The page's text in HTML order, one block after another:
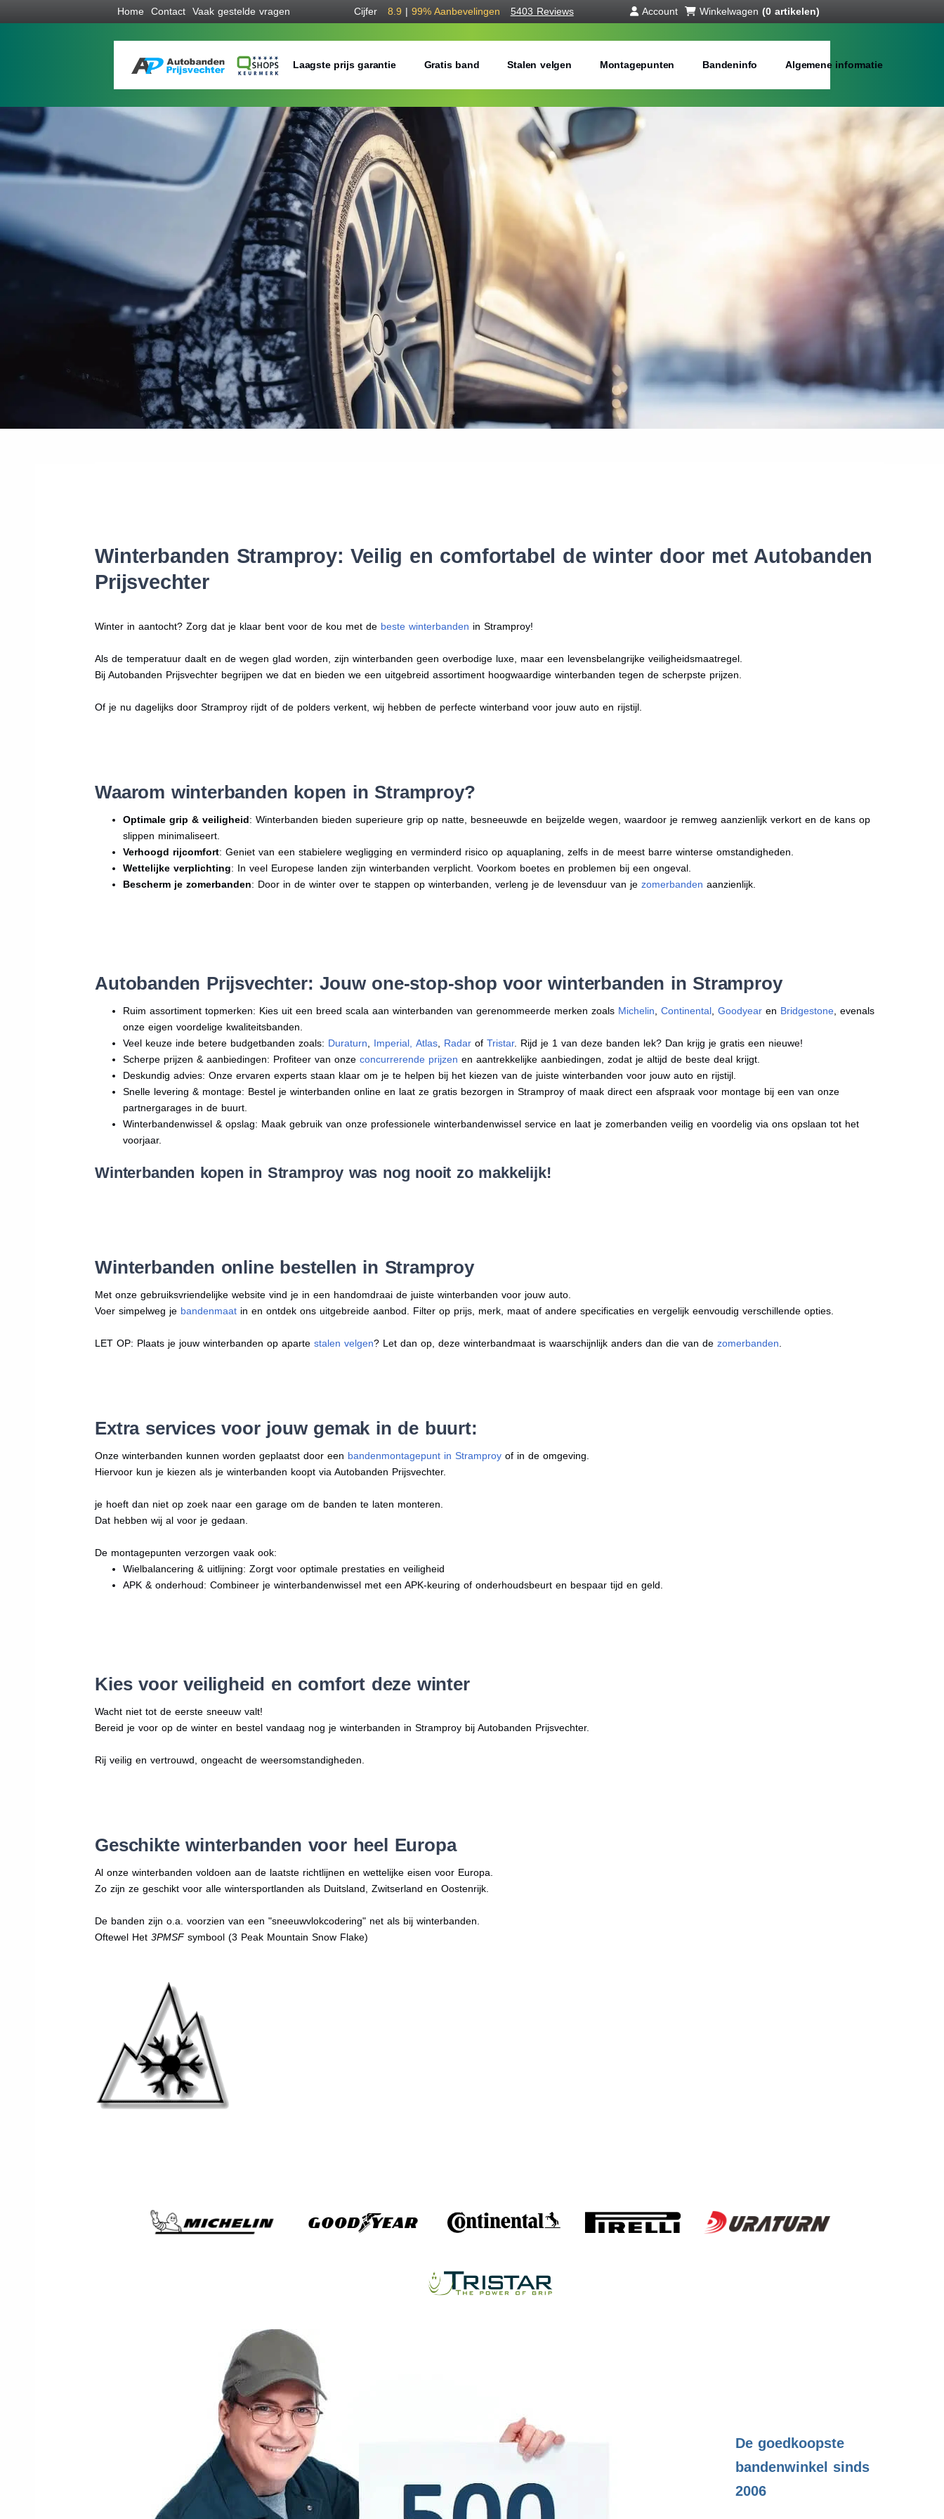
Home Contact Vaak gestelde vragen Cijfer 8.9 | 99% Aanbevelingen 5403 Reviews Account Winkelwagen (0 artikelen)
Laagste prijs garantie Gratis band Stalen velgen Montagepunten Bandeninfo Algemene informatie
Bestel voordelig winterbanden
Seizoen:
Breedte: Hoogte:
Waar vind ik de maat van mijn banden
Help mij met bestellen
Winterbanden Stramproy: Veilig en comfortabel de winter door met Autobanden
Prijsvechter
Winter in aantocht? Zorg dat je klaar bent voor de kou met de beste winterbanden in Stramproy!
Als de temperatuur daalt en de wegen glad worden, zijn winterbanden geen overbodige luxe, maar een levensbelangrijke veiligheidsmaatregel.
Bij Autobanden Prijsvechter begrijpen we dat en bieden we een uitgebreid assortiment hoogwaardige winterbanden tegen de scherpste prijzen.
Of je nu dagelijks door Stramproy rijdt of de polders verkent, wij hebben de perfecte winterband voor jouw auto en rijstijl.
Waarom winterbanden kopen in Stramproy?
Optimale grip & veiligheid: Winterbanden bieden superieure grip op natte, besneeuwde en beijzelde wegen, waardoor je remweg aanzienlijk verkort en de kans op
slippen minimaliseert.
Verhoogd rijcomfort: Geniet van een stabielere wegligging en verminderd risico op aquaplaning, zelfs in de meest barre winterse omstandigheden.
Wettelijke verplichting: In veel Europese landen zijn winterbanden verplicht. Voorkom boetes en problemen bij een ongeval.
Bescherm je zomerbanden: Door in de winter over te stappen op winterbanden, verleng je de levensduur van jezomerbanden aanzienlijk.
Autobanden Prijsvechter: Jouw one-stop-shop voor winterbanden in Stramproy
Ruim assortiment topmerken: Kies uit een breed scala aan winterbanden van gerenommeerde merken zoals Michelin ,Continental ,Goodyear en Bridgestone , evenals
onze eigen voordelige kwaliteitsbanden.
Veel keuze inde betere budgetbanden zoals: Duraturn Imperial Atlas Radar ofTristar. Rijd je 1 van deze banden lek? Dan krijg je gratis een nieuwe!
Scherpe prijzen & aanbiedingen: Profiteer van onzeconcurrerende prijzen en aantrekkelijke aanbiedingen, zodat je altijd de beste deal krijgt.
Deskundig advies: Onze ervaren experts staan klaar om je te helpen bij het kiezen van de juiste winterbanden voor jouw auto en rijstijl.
Snelle levering & montage: Bestel je winterbanden online en laat ze gratis bezorgen in Stramproy of maak direct een afspraak voor montage bij een van onze
partnergarages in de buurt.
Winterbandenwissel & opslag: Maak gebruik van onze professionele winterbandenwissel service en laat je zomerbanden veilig en voordelig via ons opslaan tot het
voorjaar.
Winterbanden kopen in Stramproy was nog nooit zo makkelijk!
Winterbanden online bestellen in Stramproy
Met onze gebruiksvriendelijke website vind je in een handomdraai de juiste winterbanden voor jouw auto.
Voer simpelweg je bandenmaat in en ontdek ons uitgebreide aanbod. Filter op prijs, merk, maat of andere specificaties en vergelijk eenvoudig verschillende opties.
LET OP: Plaats je jouw winterbanden op apartestalen velgen? Let dan op, deze winterbandmaat is waarschijnlijk anders dan die van dezomerbanden
Extra services voor jouw gemak in de buurt:
Onze winterbanden kunnen worden geplaatst door een bandenmontagepunt in Stramproy of in de omgeving.
Hiervoor kun je kiezen als je winterbanden koopt via Autobanden Prijsvechter.
je hoeft dan niet op zoek naar een garage om de banden te laten monteren.
Dat hebben wij al voor je gedaan.
De montagepunten verzorgen vaak ook:
Wielbalancering & uitlijning: Zorgt voor optimale prestaties en veiligheid
APK & onderhoud: Combineer je winterbandenwissel met een APK-keuring of onderhoudsbeurt en bespaar tijd en geld.
Kies voor veiligheid en comfort deze winter
Wacht niet tot de eerste sneeuw valt!
Bereid je voor op de winter en bestel vandaag nog je winterbanden in Stramproy bij Autobanden Prijsvechter.
Rij veilig en vertrouwd, ongeacht de weersomstandigheden.
Geschikte winterbanden voor heel Europa
Al onze winterbanden voldoen aan de laatste richtlijnen en wettelijke eisen voor Europa.
Zo zijn ze geschikt voor alle wintersportlanden als Duitsland, Zwitserland en Oostenrijk.
De banden zijn o.a. voorzien van een "sneeuwvlokcodering" net als bij winterbanden.
Oftewel Het3PMSFsymbool (3 Peak Mountain Snow Flake)
De goedkoopste
bandenwinkel sinds
2006